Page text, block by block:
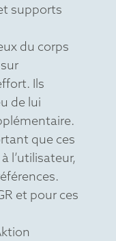
supports
du corps
Ils
de lui
que ces
l’utilisateur,
et pour ces